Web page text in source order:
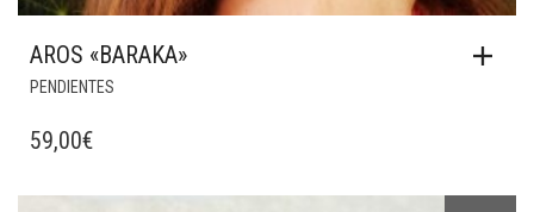
AROS «BARAKA»
PENDIENTES
59,00€